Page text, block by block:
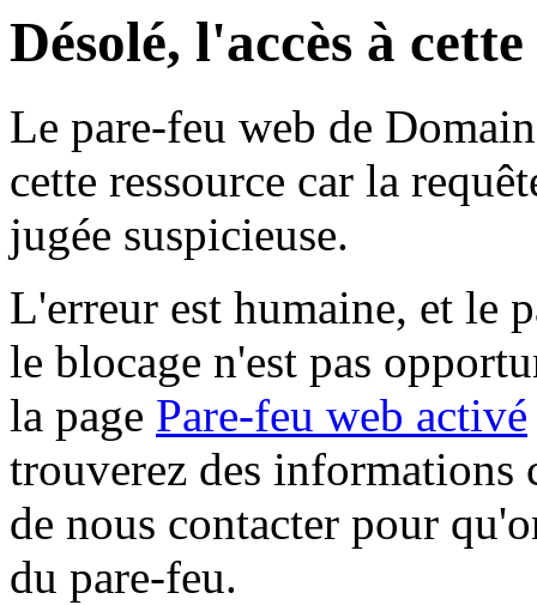
Désolé, l'accès à
Le pare-feu web de
cette ressource car la
jugée suspicieuse.
L'erreur est humaine, et le
le blocage n'est pas
la page Pare-feu web activé
trouverez des informations
de nous contacter pour
du pare-feu.